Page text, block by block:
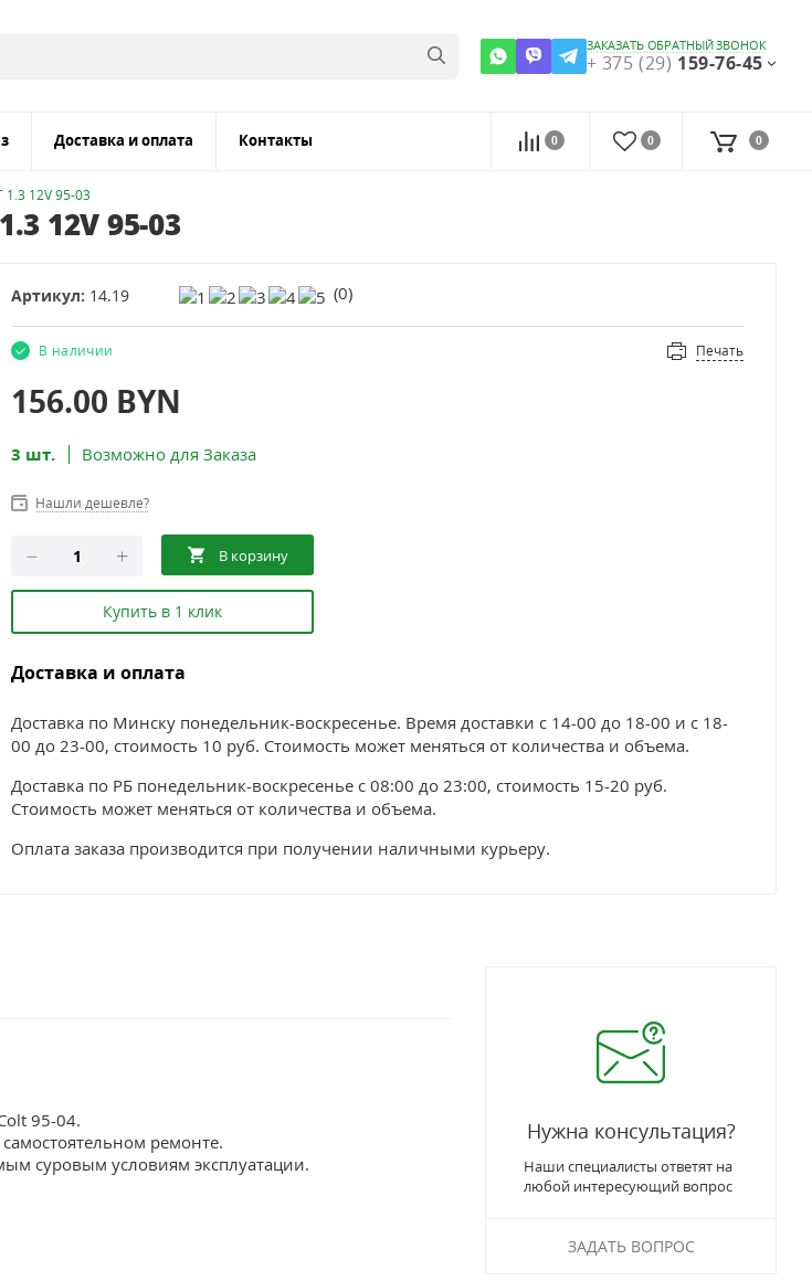
ЗАКАЗАТЬ ОБРАТНЫЙ ЗВОНОК
+ 375 (29) 159-76-45
Доставка и оплата Контакты 0 0 0
1.3 12V 95-03
12V 95-03
Артикул: 14.19 (0)
Печать
В наличии
156.00 BYN
3 шт. Возможно для Заказа
Нашли дешевле?
Купить в 1 клик
Доставка и оплата
Доставка по Минску понедельник-воскресенье. Время доставки с 14-00 до 18-00 и с 18-
00 до 23-00, стоимость 10 руб. Стоимость может меняться от количества и объема.
Доставка по РБ понедельник-воскресенье с 08:00 до 23:00, стоимость 15-20 руб.
Стоимость может меняться от количества и объема.
Оплата заказа производится при получении наличными курьеру.
95-04.
ремонте.
суровым условиям эксплуатации.
Нужна консультация?
Наши специалисты ответят на
любой интересующий вопрос
ЗАДАТЬ ВОПРОС